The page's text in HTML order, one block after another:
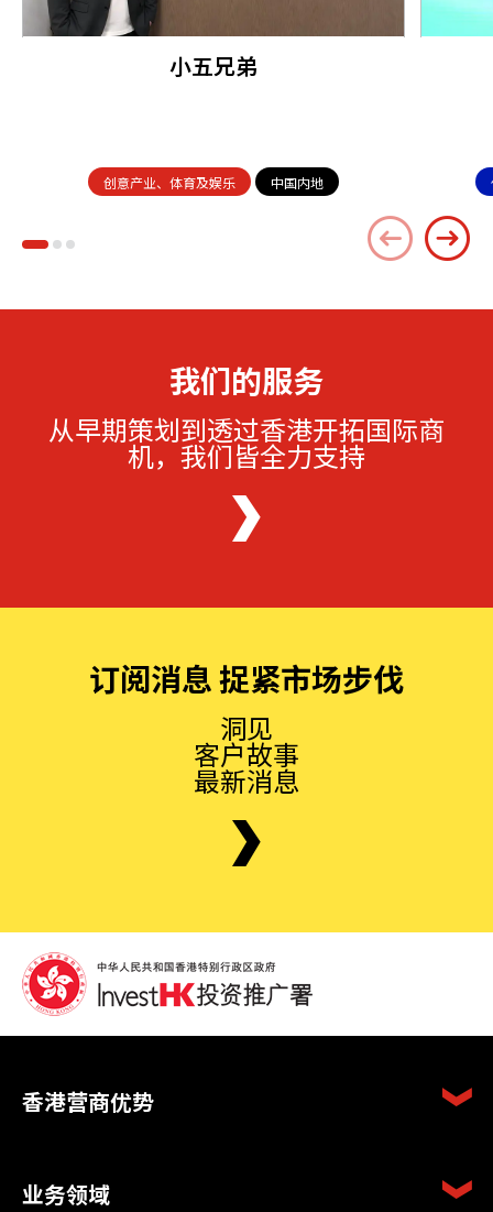
小五兄弟
创意产业、体育及娱乐 中国内地
我们的服务
从早期策划到透过香港开拓国际商
机，我们皆全力支持
订阅消息 捉紧市场步伐
洞见
客户故事
最新消息
香港营商优势
业务领域